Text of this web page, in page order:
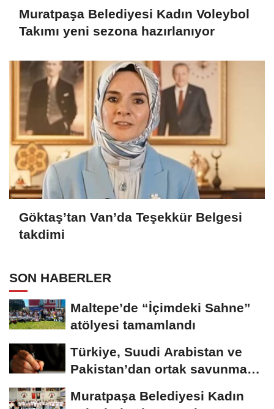
Muratpaşa Belediyesi Kadın Voleybol
Takımı yeni sezona hazırlanıyor
Göktaş’tan Van’da Teşekkür Belgesi
takdimi
SON HABERLER
Maltepe’de “İçimdeki Sahne”
atölyesi tamamlandı
Türkiye, Suudi Arabistan ve
Pakistan’dan ortak savunma
Muratpaşa Belediyesi Kadın